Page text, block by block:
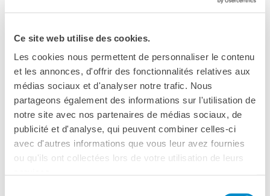
Ce site web utilise des cookies.
Les cookies nous permettent de personnaliser le contenu
et les annonces, d'offrir des fonctionnalités relatives aux
médias sociaux et d'analyser notre trafic. Nous
partageons également des informations sur l'utilisation de
notre site avec nos partenaires de médias sociaux, de
publicité et d'analyse, qui peuvent combiner celles-ci
avec d'autres informations que vous leur avez fournies
ou qu'ils ont collectées lors de votre utilisation de leurs